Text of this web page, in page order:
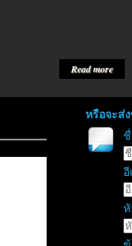
Read more
หรือจะส่
อี
หั